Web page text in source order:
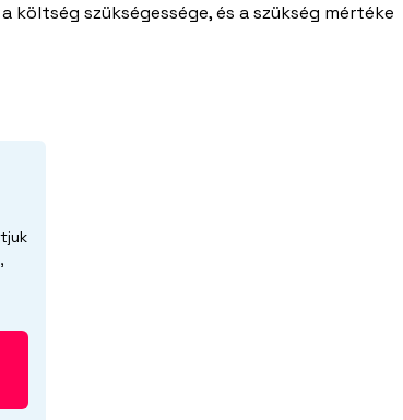
szükségessége, és a szükség mértéke